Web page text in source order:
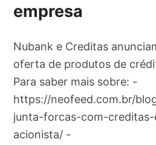
empresa
Nubank e Creditas
oferta de produtos de
Para saber mais sobre: -
https://neofeed.com.br/
junta-forcas-com-
acionista/ -